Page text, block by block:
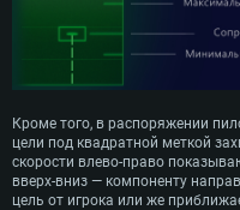
Кроме того, в распоряжении
цели под квадратной меткой
скорости влево-право
вверх-вниз — компоненту
цель от игрока или же